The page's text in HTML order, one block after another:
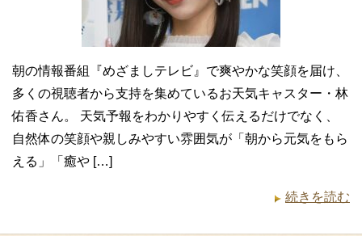
朝の情報番組『めざましテレビ』で爽やかな笑顔を届け、
多くの視聴者から支持を集めているお天気キャスター・林
佑香さん。 天気予報をわかりやすく伝えるだけでなく、
自然体の笑顔や親しみやすい雰囲気が「朝から元気をもら
える」「癒や […]
続きを読む